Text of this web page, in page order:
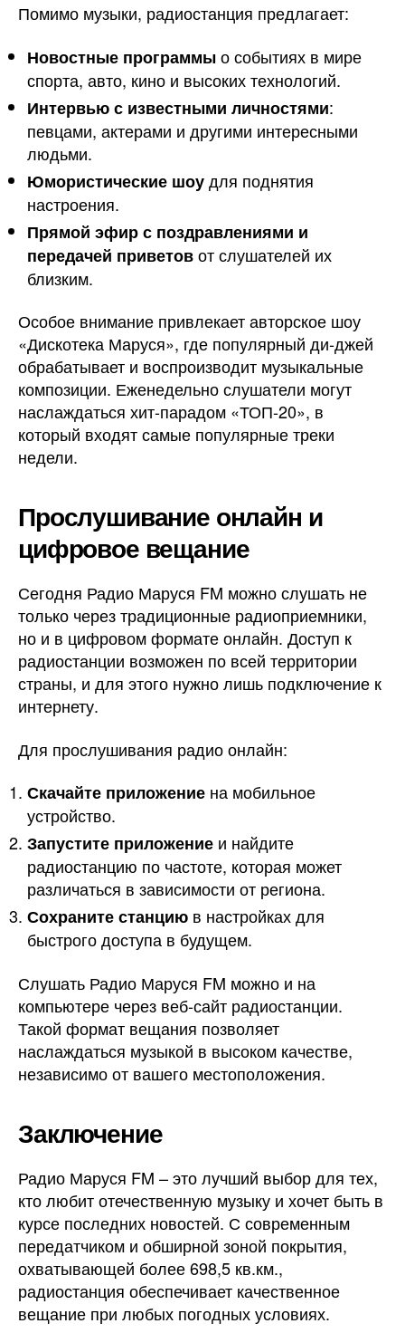
Помимо музыки, радиостанция предлагает:
Новостные программыо событиях в мире
спорта, авто, кино и высоких технологий.
Интервью с известными личностями:
певцами, актерами и другими интересными
людьми.
Юмористические шоудля поднятия
настроения.
Прямой эфир с поздравлениями и
передачей приветовот слушателей их
близким.
Особое внимание привлекает авторское шоу
«Дискотека Маруся», где популярный ди-джей
обрабатывает и воспроизводит музыкальные
композиции. Еженедельно слушатели могут
наслаждаться хит-парадом «ТОП-20», в
который входят самые популярные треки
недели.
Прослушивание онлайн и
цифровое вещание
Сегодня Радио Маруся FM можно слушать не
только через традиционные радиоприемники,
но и в цифровом формате онлайн. Доступ к
радиостанции возможен по всей территории
страны, и для этого нужно лишь подключение к
интернету.
Для прослушивания радио онлайн:
Скачайте приложение на мобильное
устройство.
Запустите приложение и найдите
радиостанцию по частоте, которая может
различаться в зависимости от региона.
Сохраните станцию в настройках для
быстрого доступа в будущем.
Слушать Радио Маруся FM можно и на
компьютере через веб-сайт радиостанции.
Такой формат вещания позволяет
наслаждаться музыкой в высоком качестве,
независимо от вашего местоположения.
Заключение
Радио Маруся FM – это лучший выбор для тех,
кто любит отечественную музыку и хочет быть в
курсе последних новостей. С современным
передатчиком и обширной зоной покрытия,
охватывающей более 698,5 кв.км.,
радиостанция обеспечивает качественное
вещание при любых погодных условиях.